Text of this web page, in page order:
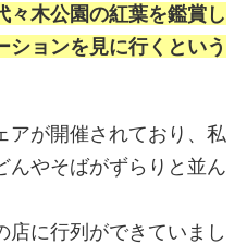
々木公園の紅葉を鑑賞し
ョンを見に行くという
アが開催されており、私
んやそばがずらりと並ん
店に行列ができていまし